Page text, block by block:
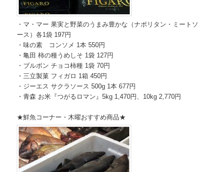
・マ・マー 果実と野菜のうまみ豊かな（ナポリタン・ミートソ
ース）各1袋 197円
・味の素 コンソメ 1本 550円
・亀田 柿の種うめしそ 1袋 127円
・ブルボン チョコ柿種 1袋 70円
・三立製菓 フィガロ 1箱 450円
・ジーエス サクラソース 500g 1本 677円
・青森 お米『つがるロマン』5kg 1,470円、10kg 2,770円
★鮮魚コーナー・木曜おすすめ商品★